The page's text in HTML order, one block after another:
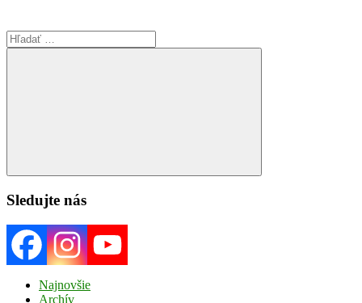
Search
for:
Search
Sledujte nás
Najnovšie
Archív